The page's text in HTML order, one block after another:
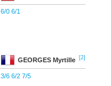
6/0 6/1
GEORGES Myrtille [2]
3/6 6/2 7/5